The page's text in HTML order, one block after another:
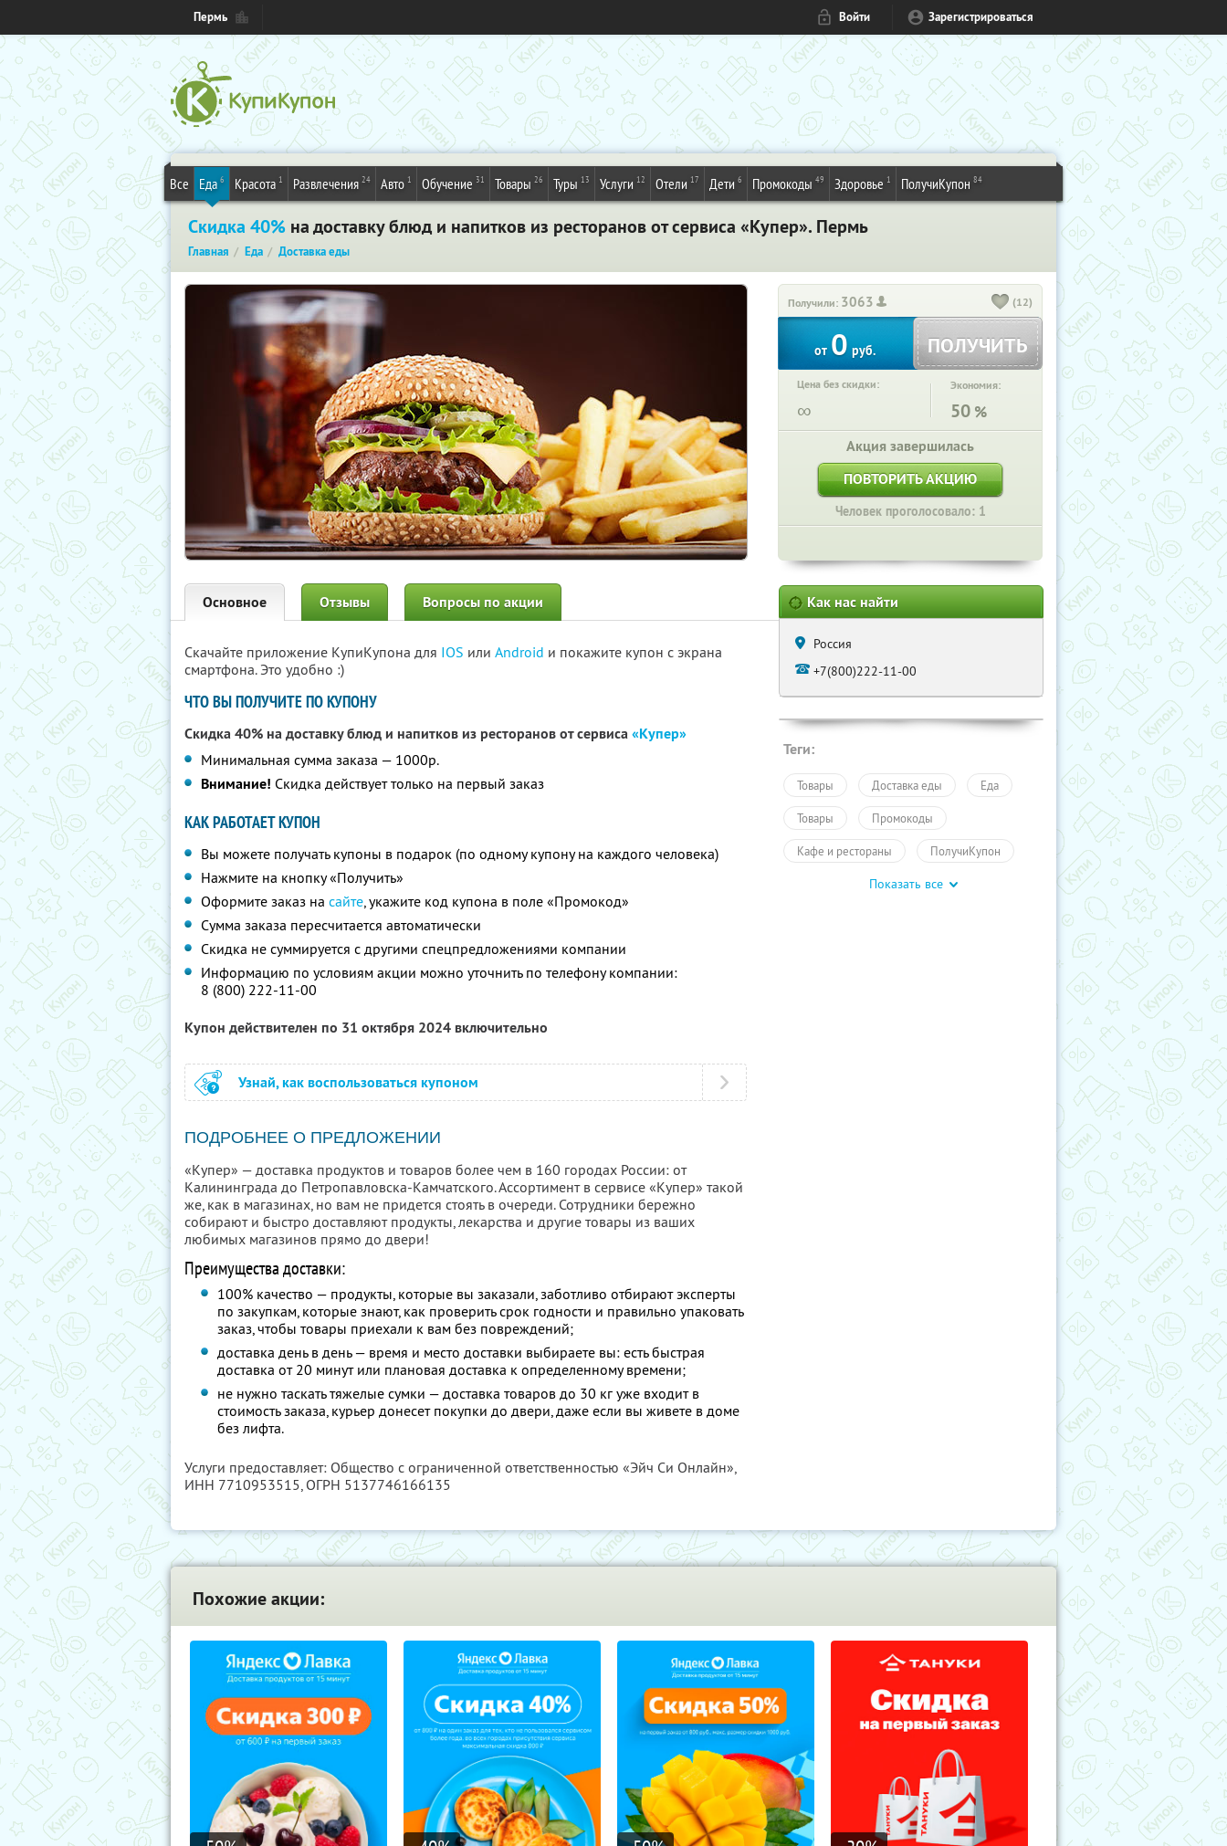
Пермь Войти Зарегистрироваться
Все Еда 6 Красота 1 Развлечения 24 Авто 1 Обучение 31 Товары 26 Туры 13 Услуги 12 Отели 17 Дети 6 Промокоды 49 Здоровье 1 ПолучиКупон 84
Скидка 40% на доставку блюд и напитков из ресторанов от сервиса «Купер». Пермь
Главная Еда Доставка еды
Получили: 3063 (12)
от0 руб. ПОЛУЧИТЬ
Цена без скидки:
∞
Экономия:
50 %
Акция завершилась
ПОВТОРИТЬ АКЦИЮ
Человек проголосовало: 1
Основное Отзывы Вопросы по акции
Скачайте приложение КупиКупона для IOS или Android и покажите купон с экрана
смартфона. Это удобно :)
ЧТО ВЫ ПОЛУЧИТЕ ПО КУПОНУ
Скидка 40% на доставку блюд и напитков из ресторанов от сервиса«Купер»
Минимальная сумма заказа — 1000р.
Внимание! Скидка действует только на первый заказ
КАК РАБОТАЕТ КУПОН
Вы можете получать купоны в подарок (по одному купону на каждого человека)
Нажмите на кнопку «Получить»
Оформите заказ на сайте, укажите код купона в поле «Промокод»
Сумма заказа пересчитается автоматически
Скидка не суммируется с другими спецпредложениями компании
Информацию по условиям акции можно уточнить по телефону компании:
8 (800) 222-11-00
Купон действителен по 31 октября 2024 включительно
Узнай, как воспользоваться купоном
ПОДРОБНЕЕ О ПРЕДЛОЖЕНИИ
«Купер» — доставка продуктов и товаров более чем в 160 городах России: от
Калининграда до Петропавловска-Камчатского. Ассортимент в сервисе «Купер» такой
же, как в магазинах, но вам не придется стоять в очереди. Сотрудники бережно
собирают и быстро доставляют продукты, лекарства и другие товары из ваших
любимых магазинов прямо до двери!
Преимущества доставки:
100% качество — продукты, которые вы заказали, заботливо отбирают эксперты
по закупкам, которые знают, как проверить срок годности и правильно упаковать
заказ, чтобы товары приехали к вам без повреждений;
доставка день в день — время и место доставки выбираете вы: есть быстрая
доставка от 20 минут или плановая доставка к определенному времени;
не нужно таскать тяжелые сумки — доставка товаров до 30 кг уже входит в
стоимость заказа, курьер донесет покупки до двери, даже если вы живете в доме
без лифта.
Услуги предоставляет: Общество с ограниченной ответственностью «Эйч Си Онлайн»,
ИНН 7710953515, ОГРН 5137746166135
Как нас найти
Россия
+7(800)222-11-00
Теги:
Товары Доставка еды Еда
Товары Промокоды
Кафе и рестораны ПолучиКупон
Показать все
Похожие акции: